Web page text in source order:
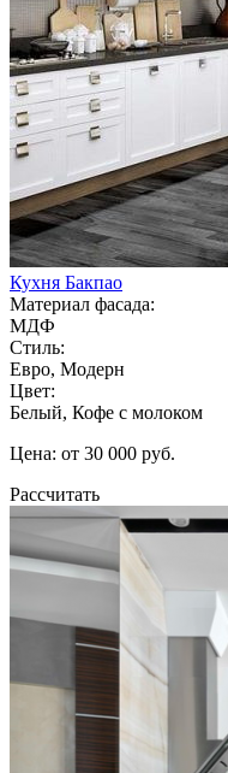
Кухня Бакпао
Материал фасада:
МДФ
Стиль:
Евро, Модерн
Цвет:
Белый, Кофе с молоком
Цена: от 30 000 руб.
Рассчитать